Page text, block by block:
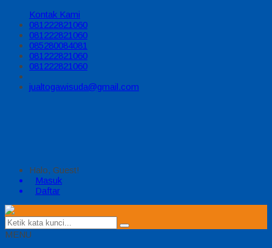
Kontak Kami
081222821060
081222821060
085280084081
081222821060
081222821060
jualtogawisuda@gmail.com
Halo, Guest!
Masuk
Daftar
MENU